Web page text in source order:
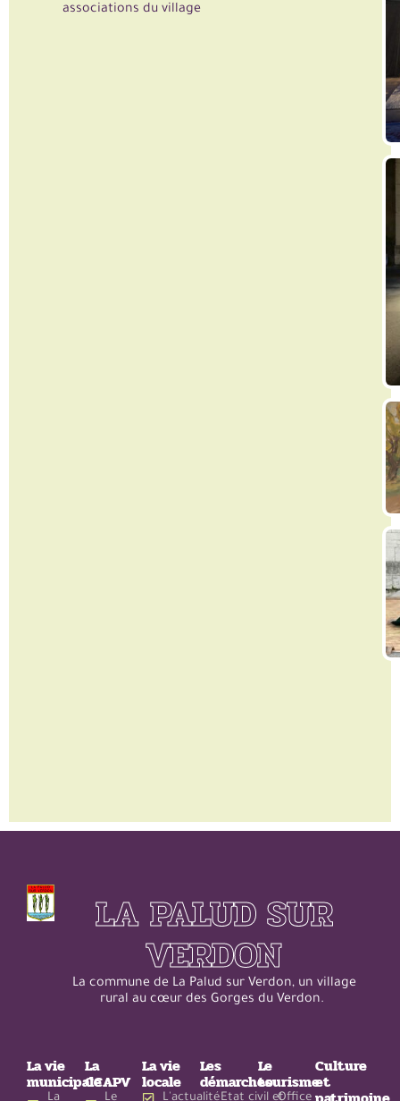
associations du village
LA PALUD SUR
VERDON
La commune de La Palud sur Verdon, un village
rural au cœur des Gorges du Verdon.
La vie
municipale
La
La
CCAPV
Le
La vie
locale
L'actualité
Les
démarches
Etat civil et
Le
tourisme
Office
Culture
et